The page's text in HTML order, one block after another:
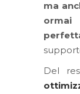
ma
Del